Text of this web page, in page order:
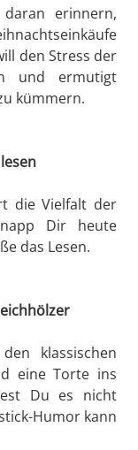
erinnern,
den Stress der
und ermutigt
kümmern.
die Vielfalt der
Dir heute
das Lesen.
klassischen
eine Torte ins
Du es nicht
Humor kann